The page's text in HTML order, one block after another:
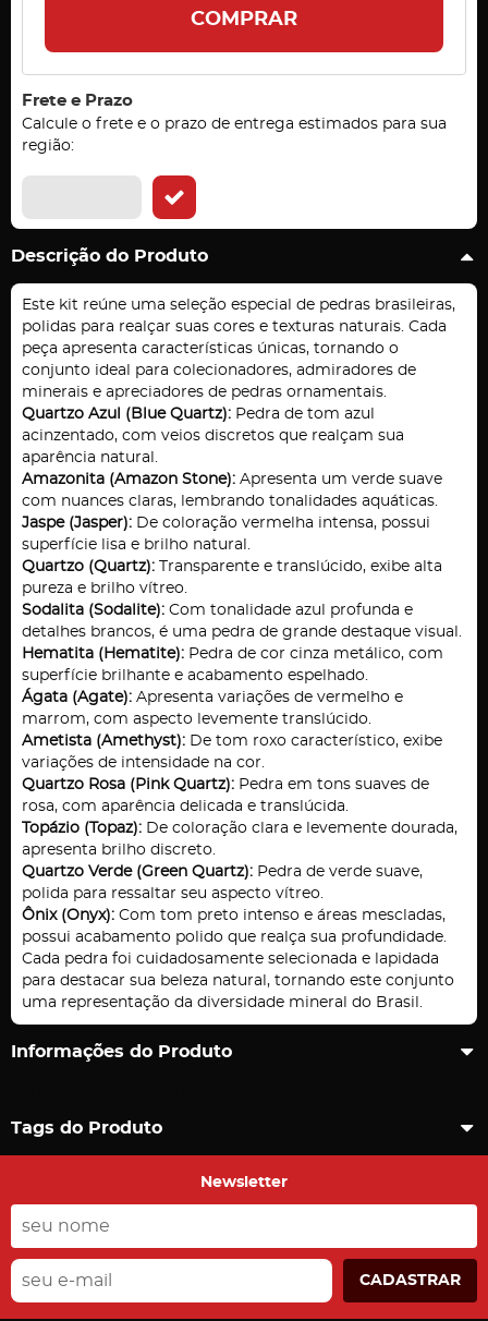
COMPRAR
Frete e Prazo
Calcule o frete e o prazo de entrega estimados para sua
região:
Descrição do Produto
Este kit reúne uma seleção especial de pedras brasileiras,
polidas para realçar suas cores e texturas naturais. Cada
peça apresenta características únicas, tornando o
conjunto ideal para colecionadores, admiradores de
minerais e apreciadores de pedras ornamentais.
Quartzo Azul (Blue Quartz): Pedra de tom azul
acinzentado, com veios discretos que realçam sua
aparência natural.
Amazonita (Amazon Stone): Apresenta um verde suave
com nuances claras, lembrando tonalidades aquáticas.
Jaspe (Jasper): De coloração vermelha intensa, possui
superfície lisa e brilho natural.
Quartzo (Quartz): Transparente e translúcido, exibe alta
pureza e brilho vítreo.
Sodalita (Sodalite): Com tonalidade azul profunda e
detalhes brancos, é uma pedra de grande destaque visual.
Hematita (Hematite): Pedra de cor cinza metálico, com
superfície brilhante e acabamento espelhado.
Ágata (Agate): Apresenta variações de vermelho e
marrom, com aspecto levemente translúcido.
Ametista (Amethyst): De tom roxo característico, exibe
variações de intensidade na cor.
Quartzo Rosa (Pink Quartz): Pedra em tons suaves de
rosa, com aparência delicada e translúcida.
Topázio (Topaz): De coloração clara e levemente dourada,
apresenta brilho discreto.
Quartzo Verde (Green Quartz): Pedra de verde suave,
polida para ressaltar seu aspecto vítreo.
Ônix (Onyx): Com tom preto intenso e áreas mescladas,
possui acabamento polido que realça sua profundidade.
Cada pedra foi cuidadosamente selecionada e lapidada
para destacar sua beleza natural, tornando este conjunto
uma representação da diversidade mineral do Brasil.
Informações do Produto
Tags do Produto
Newsletter
CADASTRAR